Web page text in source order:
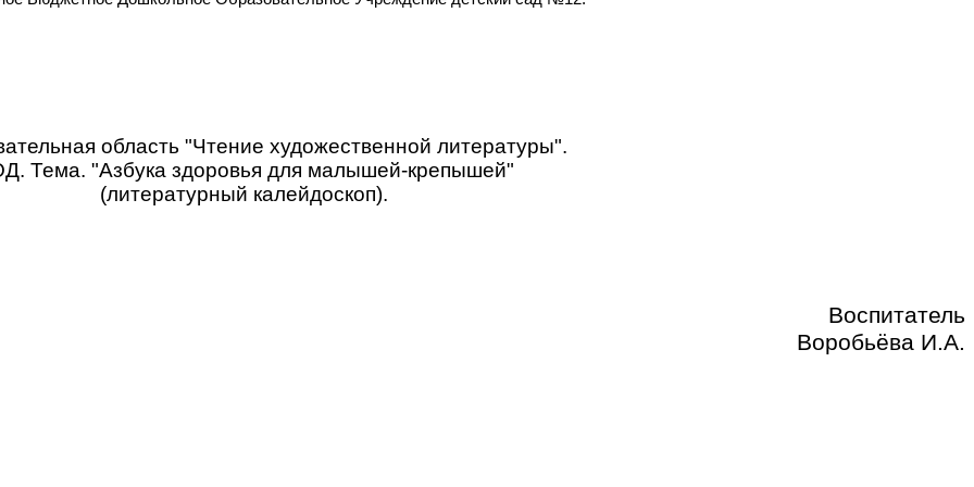
область "Чтение художественной литературы".
Тема. "Азбука здоровья для малышей-крепышей"
(литературный калейдоскоп).
Воспитатель
Воробьёва И.А.